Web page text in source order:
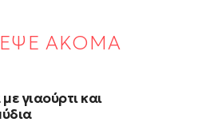
ΑΚΟΜΑ
γιαούρτι και